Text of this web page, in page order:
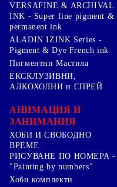
VERSAFINE & ARCHIVAL
INK - Super fine pigment &
permanent ink
ALADIN IZINK Series -
Pigment & Dye French ink
Пигментни Мастила
ЕКСКЛУЗИВНИ,
АЛКОХОЛНИ и СПРЕЙ
АНИМАЦИЯ И
ЗАНИМАНИЯ
ХОБИ И СВОБОДНО
ВРЕМЕ
РИСУВАНЕ ПО НОМЕРА -
"Painting by numbers"
Хоби комплекти